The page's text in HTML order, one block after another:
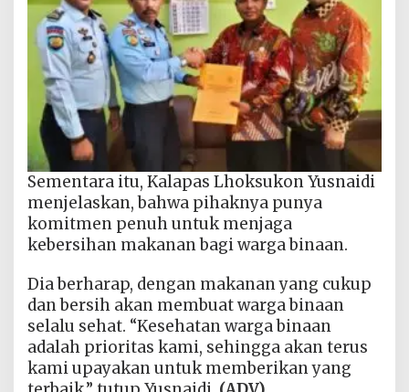
Sementara itu, Kalapas Lhoksukon Yusnaidi
menjelaskan, bahwa pihaknya punya
komitmen penuh untuk menjaga
kebersihan makanan bagi warga binaan.
Dia berharap, dengan makanan yang cukup
dan bersih akan membuat warga binaan
selalu sehat. “Kesehatan warga binaan
adalah prioritas kami, sehingga akan terus
kami upayakan untuk memberikan yang